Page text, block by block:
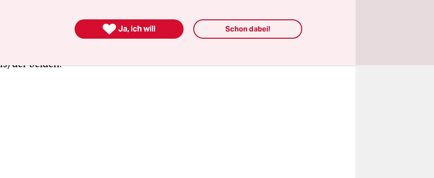
anbringen werden“. Damit die AfD-Mitglieder das neue
trotzdem finden, schreibt er: „Im Gebäude befinden sich im
der beiden.“
 Ja, ich will Schon dabei!